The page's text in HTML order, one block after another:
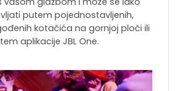
putem pojednostavljenih,
kotačića na gornjoj ploči ili
aplikacije JBL One.